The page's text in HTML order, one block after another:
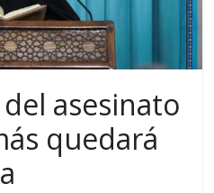
asesinato
quedará